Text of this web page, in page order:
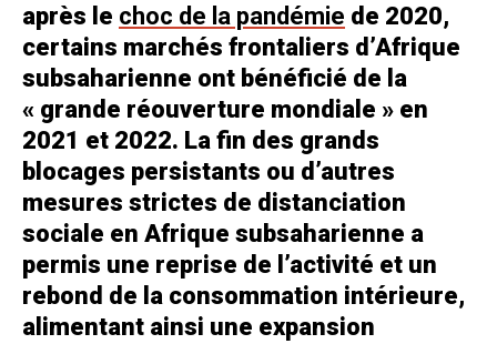
après le choc de la pandémie de 2020,
certains marchés frontaliers d’Afrique
subsaharienne ont bénéficié de la
« grande réouverture mondiale » en
2021 et 2022. La fin des grands
blocages persistants ou d’autres
mesures strictes de distanciation
sociale en Afrique subsaharienne a
permis une reprise de l’activité et un
rebond de la consommation intérieure,
alimentant ainsi une expansion